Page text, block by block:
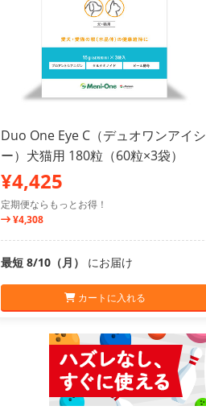
Duo One Eye C（デュオワンアイシ
ー）犬猫用 180粒（60粒×3袋）
¥4,425
定期便ならもっとお得！
¥4,308
最短 8/10（月） にお届け
カートに入れる